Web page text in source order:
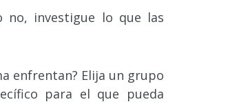
no, investigue lo que las
enfrentan? Elija un grupo
para el que pueda